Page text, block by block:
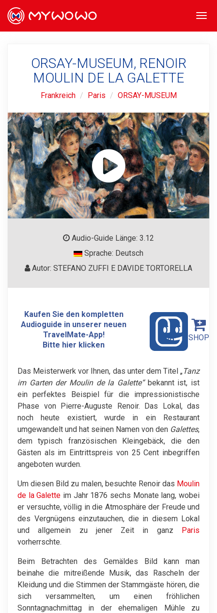
ORSAY-MUSEUM, RENOIR
MOULIN DE LA GALETTE
Frankreich Paris ORSAY-MUSEUM
Audio-Guide Länge: 3.12
Sprache: Deutsch
Autor: STEFANO ZUFFI E DAVIDE TORTORELLA
Kaufen Sie den kompletten
Audioguide in unserer neuen
TravelMate-App!
Bitte hier klicken
SHOP
Das Meisterwerk vor Ihnen, das unter dem Titel „Tanz
im Garten der Moulin de la Galette“bekannt ist, ist
ein perfektes Beispiel für die impressionistische
Phase von Pierre-Auguste Renoir. Das Lokal, das
noch heute existiert, wurde in ein Restaurant
umgewandelt und hat seinen Namen von den Galettes,
dem typisch französischen Kleingebäck, die den
Gästen als im Eintrittspreis von 25 Cent inbegriffen
angeboten wurden.
Um diesen Bild zu malen, besuchte Renoir das Moulin
de la Galette im Jahr 1876 sechs Monate lang, wobei
er versuchte, völlig in die Atmosphäre der Freude und
des Vergnügens einzutauchen, die in diesem Lokal
und allgemein zu jener Zeit in ganz Paris
vorherrschte.
Beim Betrachten des Gemäldes Bild kann man
beinahe die mitreißende Musik, das Rascheln der
Kleidung und die Stimmen der Stammgäste hören, die
sich versammelten, um einen fröhlichen
Sonntagnachmittag in der ehemaligen Mühle zu